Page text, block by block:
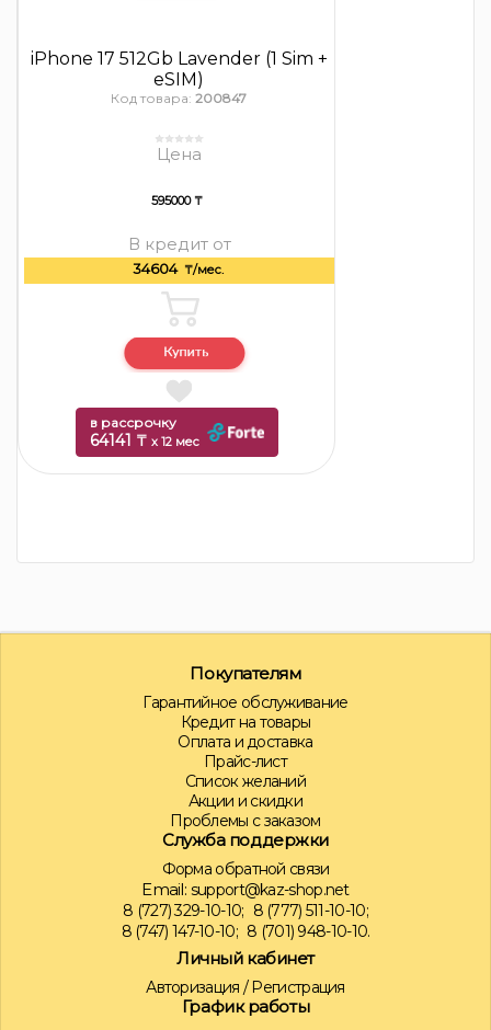
iPhone 17 512Gb Lavender (1 Sim +
eSIM)
Код товара: 200847
Цена
595000 ₸
В кредит от
34604 ₸/мес.
в рассрочку
64141 ₸ x 12 мес
Покупателям
Гарантийное обслуживание
Кредит на товары
Оплата и доставка
Прайс-лист
Список желаний
Акции и скидки
Проблемы с заказом
Служба поддержки
Форма обратной связи
Email: support@kaz-shop.net
8 (727) 329-10-10; 8 (777) 511-10-10;
8 (747) 147-10-10; 8 (701) 948-10-10.
Личный кабинет
Авторизация /Регистрация
График работы